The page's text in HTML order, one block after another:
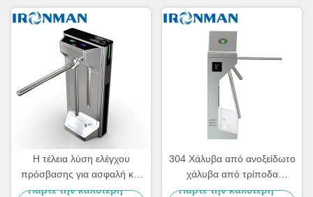
Η τέλεια λύση ελέγχου
πρόσβασης για ασφαλή και
βολικό
Πάρτε την καλύτερη
304 Χάλυβα από ανοξείδωτο
χάλυβα από τρίποδα
φραγμός πύλη
Πάρτε την καλύτερη